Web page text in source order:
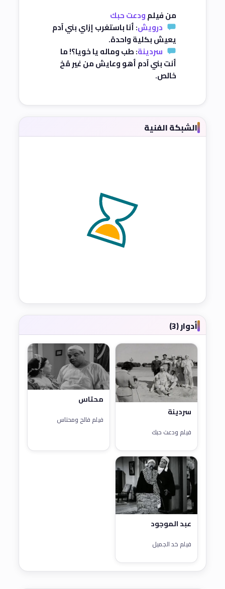
من فيلمودعت حبك
درويش: أنا باستغرب إزاي بني آدم
يعيش بكلية واحدة.
سردينة: طب وماله يا خويا؟! ما
أنت بني آدم أهو وعايش من غير مُخ
خالص.
الشبكة الفنية
أدوار (3)
سردينة
فيلم ودعت حبك
محتاس
فيلم فالح ومحتاس
عبد الموجود
فيلم خد الجميل